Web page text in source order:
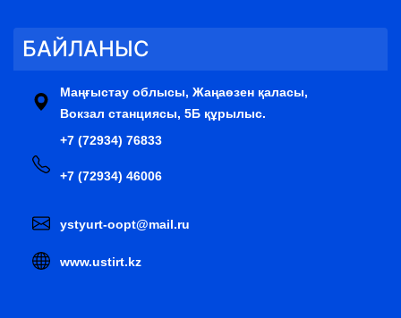
БАЙЛАНЫС
Маңғыстау облысы, Жаңаөзен қаласы,
Вокзал станциясы, 5Б құрылыс.
+7 (72934) 76833
+7 (72934) 46006
ystyurt-oopt@mail.ru
www.ustirt.kz